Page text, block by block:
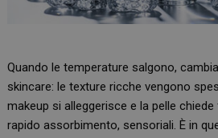
Quando le temperature salgono,
skincare: le texture ricche vengono
makeup si alleggerisce e la pelle
rapido assorbimento, sensoriali. È in